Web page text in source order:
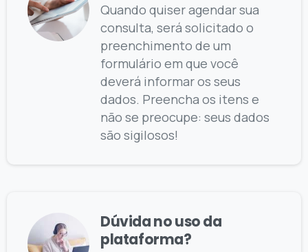
Quando quiser agendar sua
consulta, será solicitado o
preenchimento de um
formulário em que você
deverá informar os seus
dados. Preencha os itens e
não se preocupe: seus dados
são sigilosos!
Dúvida no uso da
plataforma?